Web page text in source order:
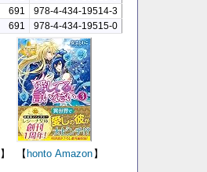
691
978-4-434-19514-3
691 978-4-434-19515-0
】 【 honto Amazon 】